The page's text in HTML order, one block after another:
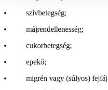
• szívbetegség;
• májrendellenesség;
• cukorbetegség;
• epekő;
• migrén vagy (súlyos)